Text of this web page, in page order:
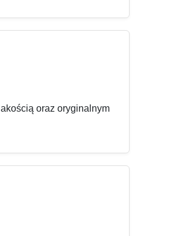
oraz oryginalnym